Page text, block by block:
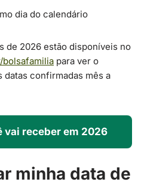
dia do calendário
de 2026 estão disponíveis no
bolsafamilia para ver o
confirmadas mês a
vai receber em 2026
minha data de